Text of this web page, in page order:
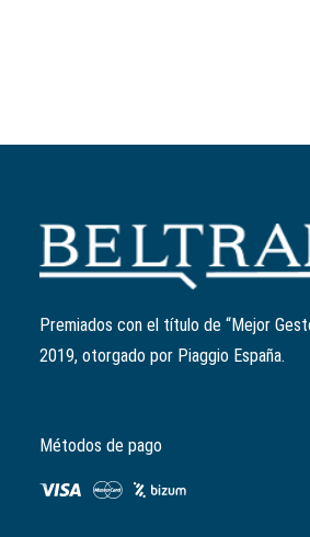
Anillo retén
436438
10,36
era:
Premiados con el título de “Mejor
2019, otorgado por Piaggio España.
Métodos de pago